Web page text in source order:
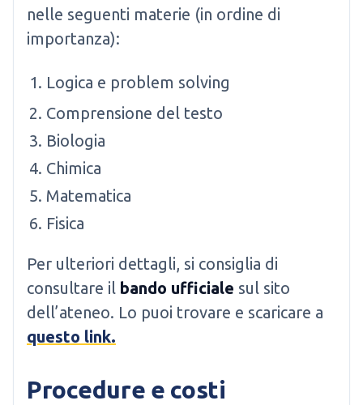
nelle seguenti materie (in ordine di
importanza):
Logica e problem solving
Comprensione del testo
Biologia
Chimica
Matematica
Fisica
Per ulteriori dettagli, si consiglia di
consultare il bando ufficiale sul sito
dell’ateneo. Lo puoi trovare e scaricare a
questo link.
Procedure e costi